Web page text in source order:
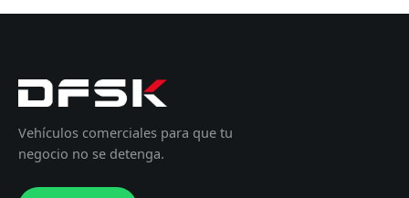
Vehículos comerciales para que tu
negocio no se detenga.